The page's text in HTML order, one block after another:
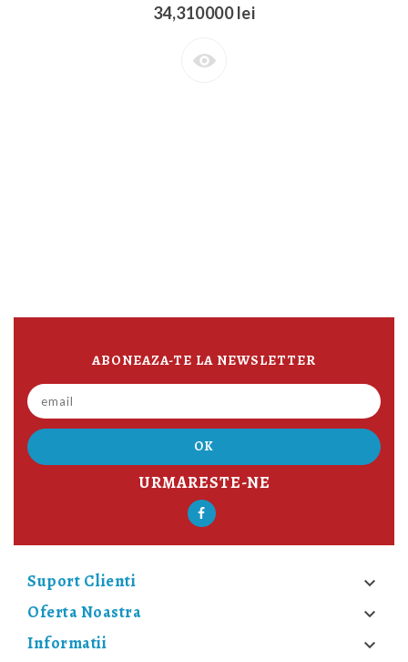
34,310000 lei
ABONEAZA-TE LA NEWSLETTER
URMARESTE-NE
Suport Clienti

Oferta Noastra

Informatii
